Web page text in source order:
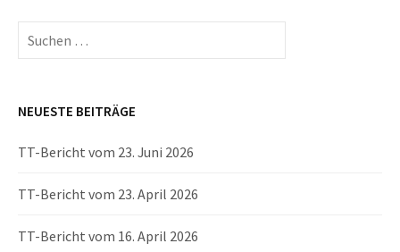
Suchen
nach:
NEUESTE BEITRÄGE
TT-Bericht vom 23. Juni 2026
TT-Bericht vom 23. April 2026
TT-Bericht vom 16. April 2026